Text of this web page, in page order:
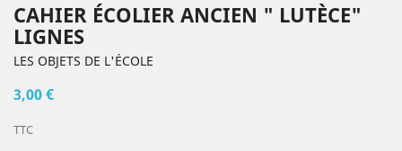
CAHIER ÉCOLIER ANCIEN " LUTÈCE"
LIGNES
LES OBJETS DE L'ÉCOLE
3,00 €
TTC